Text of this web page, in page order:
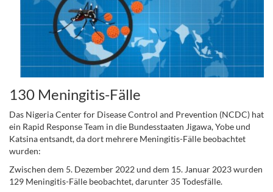
130 Meningitis-Fälle
Das Nigeria Center for Disease Control and Prevention (NCDC) hat
ein Rapid Response Team in die Bundesstaaten Jigawa, Yobe und
Katsina entsandt, da dort mehrere Meningitis-Fälle beobachtet
wurden:
Zwischen dem 5. Dezember 2022 und dem 15. Januar 2023 wurden
129 Meningitis-Fälle beobachtet, darunter 35 Todesfälle.